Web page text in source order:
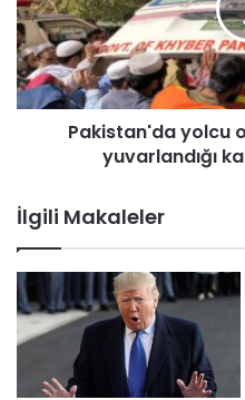
p
r
e
m
l
h
a
y
a
t
ı
s
t
a
n
'
l
c
u
o
t
o
Pakistan'da yolcu
yuvarlandığı
İlgili Makaleler